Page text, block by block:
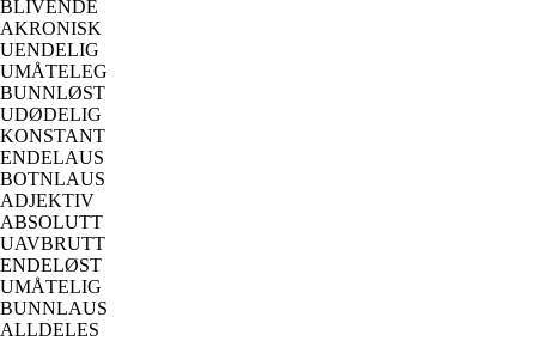
BLIVENDE
AKRONISK
UENDELIG
UMÅTELEG
BUNNLØST
UDØDELIG
KONSTANT
ENDELAUS
BOTNLAUS
ADJEKTIV
ABSOLUTT
UAVBRUTT
ENDELØST
UMÅTELIG
BUNNLAUS
ALLDELES